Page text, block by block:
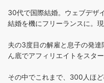
30代で国際結婚。ウェブデザ
結婚を機にフリーランスに。現
夫の3度目の解雇と息子の発
ん底でアフィリエイトをスター
その中でこれまで、300人ほ